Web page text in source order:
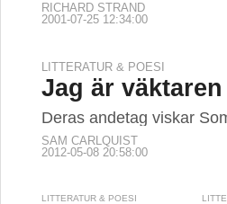
RICHARD STRAND
2001-07-25 12:34:00
LITTERATUR & POESI
Jag är väktaren
Deras andetag viskar
SAM CARLQUIST
2012-05-08 20:58:00
LITTERATUR & POESI